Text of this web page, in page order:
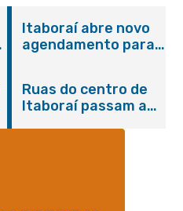
Itaboraí abre novo
agendamento para
Ruas do centro de
Itaboraí passam a